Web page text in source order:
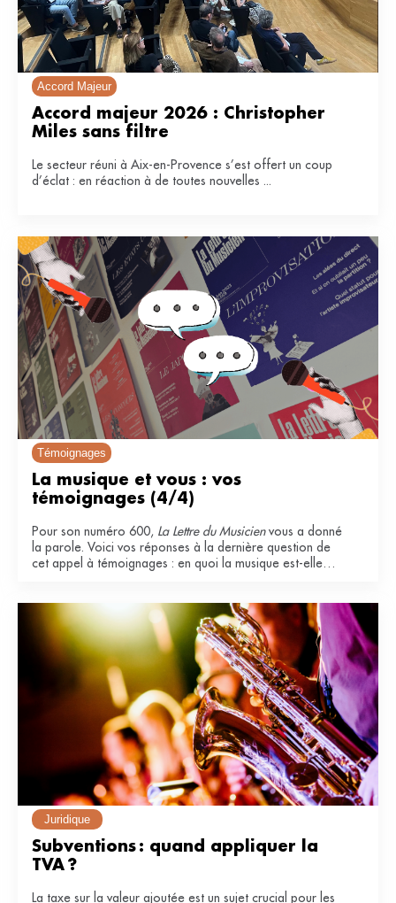
Accord Majeur
Accord majeur 2026 : Christopher
Miles sans filtre
Le secteur réuni à Aix-en-Provence s’est offert un coup
d’éclat : en réaction à de toutes nouvelles ...
Témoignages
La musique et vous : vos
témoignages (4/4)
Pour son numéro 600, La Lettre du Musicienvous a donné
la parole. Voici vos réponses à la dernière question de
cet appel à témoignages : en quoi la musique est-elle
Juridique
Subventions : quand appliquer la
TVA ?
La taxe sur la valeur ajoutée est un sujet crucial pour les